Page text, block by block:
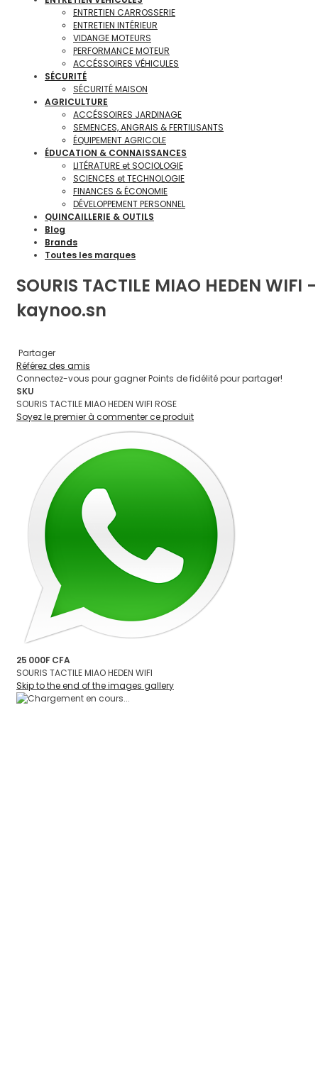
ENTRETIEN CARROSSERIE
ENTRETIEN INTÉRIEUR
VIDANGE MOTEURS
PERFORMANCE MOTEUR
ACCÉSSOIRES VÉHICULES
SÉCURITÉ
SÉCURITÉ MAISON
AGRICULTURE
ACCÉSSOIRES JARDINAGE
SEMENCES, ANGRAIS & FERTILISANTS
ÉQUIPEMENT AGRICOLE
ÉDUCATION & CONNAISSANCES
LITÉRATURE et SOCIOLOGIE
SCIENCES et TECHNOLOGIE
FINANCES & ÉCONOMIE
DÉVELOPPEMENT PERSONNEL
QUINCAILLERIE & OUTILS
Blog
Brands
Toutes les marques
SOURIS TACTILE MIAO HEDEN WIFI -
kaynoo.sn
Partager
Référez des amis
Connectez-vous pour gagner Points de fidélité pour partager!
SKU
SOURIS TACTILE MIAO HEDEN WIFI ROSE
Soyez le premier à commenter ce produit
25 000F CFA
SOURIS TACTILE MIAO HEDEN WIFI
Skip to the end of the images gallery